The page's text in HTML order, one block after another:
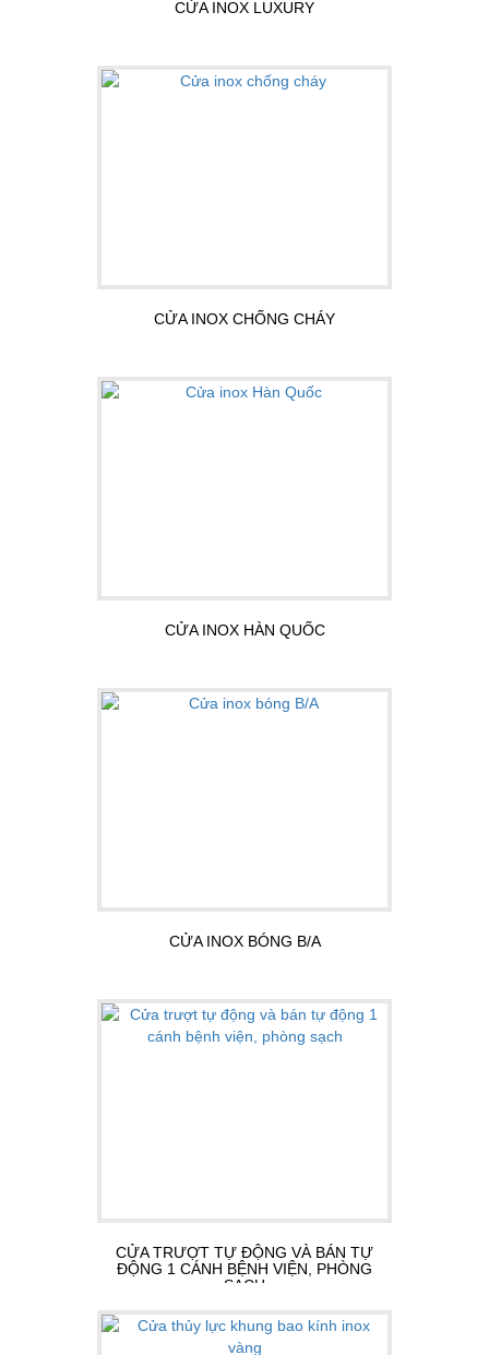
CỬA INOX LUXURY
CỬA INOX CHỐNG CHÁY
CỬA INOX HÀN QUỐC
CỬA INOX BÓNG B/A
CỬA TRƯỢT TỰ ĐỘNG VÀ BÁN TỰ
ĐỘNG 1 CÁNH BỆNH VIỆN, PHÒNG
SẠCH